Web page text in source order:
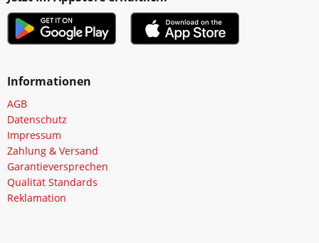
Informationen
AGB
Datenschutz
Impressum
Zahlung & Versand
Garantieversprechen
Qualität Standards
Reklamation